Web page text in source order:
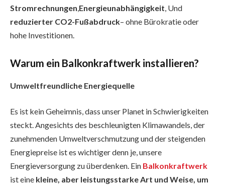
Stromrechnungen Energieunabhängigkeit , Und
reduzierter CO2-Fußabdruck– ohne Bürokratie oder
hohe Investitionen.
Warum ein Balkonkraftwerk installieren?
Umweltfreundliche Energiequelle
Es ist kein Geheimnis, dass unser Planet in Schwierigkeiten
steckt. Angesichts des beschleunigten Klimawandels, der
zunehmenden Umweltverschmutzung und der steigenden
Energiepreise ist es wichtiger denn je, unsere
Energieversorgung zu überdenken. Ein Balkonkraftwerk
ist eine kleine, aber leistungsstarke Art und Weise, um